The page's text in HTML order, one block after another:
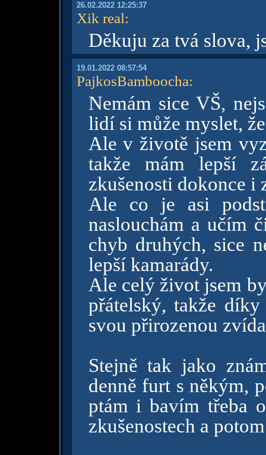
26.02.2022 12:25:37
Xik real:
Děkuju za tvá slova,
19.01.2022 08:57:54
PajkosBamboocha:
Nemám sice VŠ,
lidí si může myslet,
Ale v životě jsem
takže mám lepší
zkušenosti dokonce i
Ale co je asi
naslouchám a učím
chyb druhých, sice
lepší kamarády.
Ale celý život jsem
přátelský, takže
svou přirozenou
Stejně tak jako
denně furt s někým,
ptám i bavím třeba
zkušenostech a